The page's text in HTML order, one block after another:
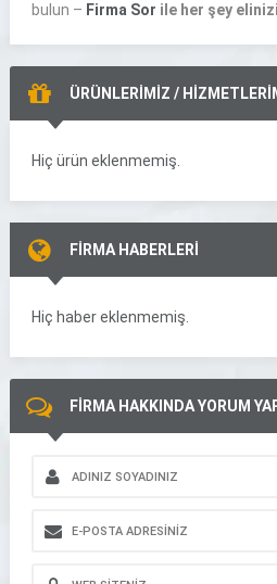
bulun – Firma Sor ile her şey
ÜRÜNLERİMİZ /
Hiç ürün eklenmemiş.
FİRMA HABERLERİ
Hiç haber eklenmemiş.
FİRMA HAKKINDA YORUM